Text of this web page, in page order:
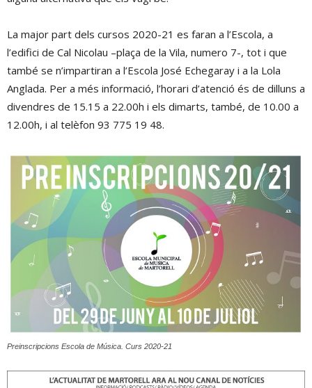
La major part dels cursos 2020-21 es faran a l’Escola, a
l’edifici de Cal Nicolau –plaça de la Vila, numero 7-, tot i que
també se n’impartiran a l’Escola José Echegaray i a la Lola
Anglada. Per a més informació, l’horari d’atenció és de dilluns a
divendres de 15.15 a 22.00h i els dimarts, també, de 10.00 a
12.00h, i al telèfon 93 775 19 48.
Preinscripcions Escola de Música. Curs 2020-21